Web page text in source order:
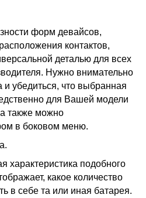
форм девайсов,
контактов,
деталью для всех
Нужно внимательно
и убедиться, что выбранная
для Вашей модели
также можно
в боковом меню.
характеристика подобного
какое количество
в себе та или иная батарея.